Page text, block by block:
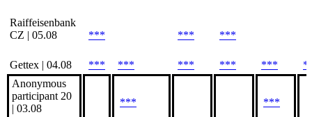
Raiffeisenbank
CZ | 05.08
*** *** ***
Gettex | 04.08 *** *** *** *** ***
Anonymous
participant 20
| 03.08
*** ***